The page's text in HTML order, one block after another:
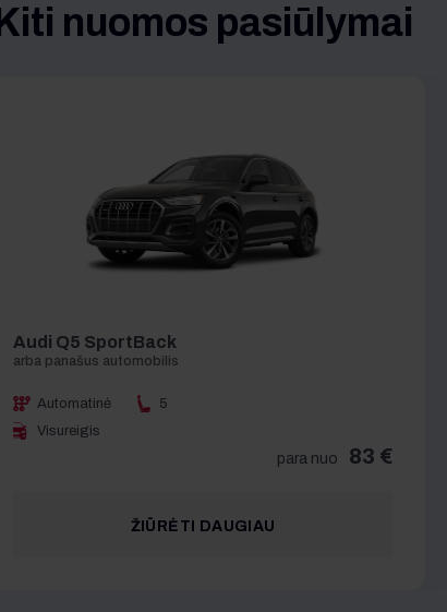
Kiti nuomos pasiūlymai
Audi Q5 SportBack
Automatinė
5
Visureigis
para nuo 83 €
ŽIŪRĖTI DAUGIAU